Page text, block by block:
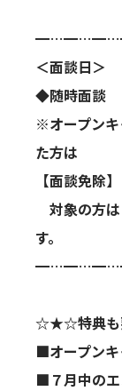
＜面談日＞
◆随時面談
※オープンキ
た方は
【面談免除
対象の方
す。
☆★☆特典も
■オープンキ
■７月中のエ